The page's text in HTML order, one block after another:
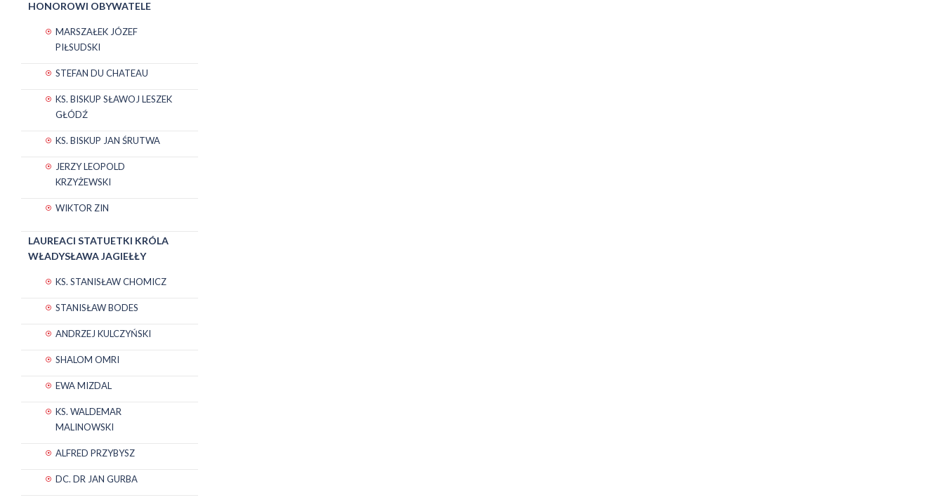
HONOROWI OBYWATELE
MARSZAŁEK JÓZEF
PIŁSUDSKI
STEFAN DU CHATEAU
KS. BISKUP SŁAWOJ LESZEK
GŁÓDŹ
KS. BISKUP JAN ŚRUTWA
JERZY LEOPOLD
KRZYŻEWSKI
WIKTOR ZIN
LAUREACI STATUETKI KRÓLA
WŁADYSŁAWA JAGIEŁŁY
KS. STANISŁAW CHOMICZ
STANISŁAW BODES
ANDRZEJ KULCZYŃSKI
SHALOM OMRI
EWA MIZDAL
KS. WALDEMAR
MALINOWSKI
ALFRED PRZYBYSZ
DC. DR JAN GURBA